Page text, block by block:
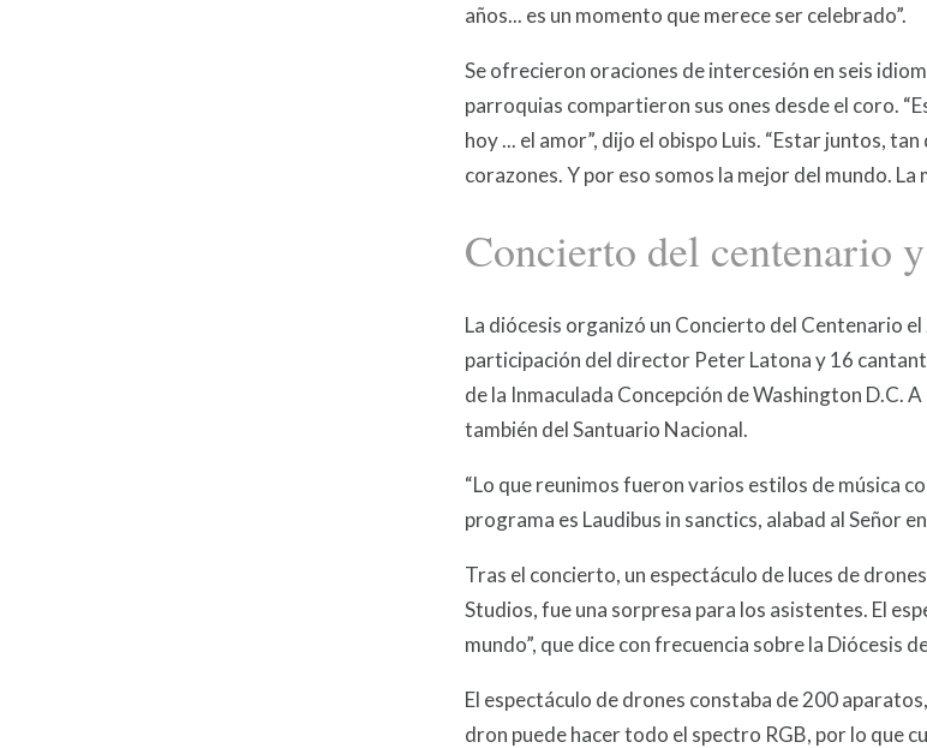
años... es un momento que merece ser celebrado”.
Se ofrecieron oraciones de intercesión en seis
parroquias compartieron sus ones desde el coro.
hoy ... el amor”, dijo el obispo Luis. “Estar juntos,
corazones. Y por eso somos la mejor del mundo. La
Concierto del centenario
La diócesis organizó un Concierto del Centenario
participación del director Peter Latona y 16
de la Inmaculada Concepción de Washington D.C.
también del Santuario Nacional.
“Lo que reunimos fueron varios estilos de música
programa es Laudibus in sanctics, alabad al Señor
Tras el concierto, un espectáculo de luces de
Studios, fue una sorpresa para los asistentes. El
mundo”, que dice con frecuencia sobre la Diócesis
El espectáculo de drones constaba de 200
dron puede hacer todo el spectro RGB, por lo que